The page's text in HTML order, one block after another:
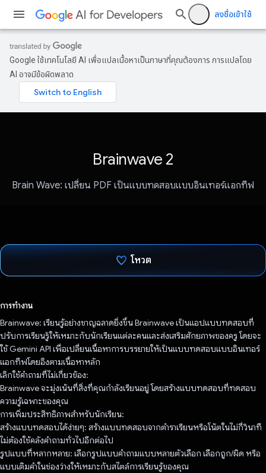
ลงชื่อเข้าใช้
Google ใช้เทคโนโลยี AI เพื่อแปลเนื้อหาเป็นภาษาที่คุณต้องการ การแปลโดย
AI อาจมีข้อผิดพลาด
Brainwave 2
Brain Wave: เปลี่ยน PDF เป็นแบบทดสอบแบบอินเทอร์แอกทีฟ
โหวต
การทำงาน
Brainwave: เรียนรู้อย่างชาญฉลาดยิ่งขึ้น Brainwave เป็นแอปแบบทดสอบที่
ปรับการเรียนรู้ให้เหมาะกับนักเรียนแต่ละคนและส่งเสริมศักยภาพของครู โดยจะ
ใช้ Gemini API เพื่อเปลี่ยนเนื้อหาการบรรยายให้เป็นแบบทดสอบแบบอินเทอร์
แอกทีฟโดยอิงตามเนื้อหาหลัก
เลิกใช้คำถามที่ไม่เกี่ยวข้อง:
Brainwave จะมุ่งเน้นที่สิ่งที่คุณกำลังเรียนอยู่ โดยสร้างแบบทดสอบที่ทดสอบ
ความรู้เฉพาะของคุณ
การเพิ่มประสิทธิภาพสำหรับนักเรียน:
สร้างแบบทดสอบได้ง่ายๆ: สร้างแบบทดสอบจากตำราเรียนหรือโน้ตในไม่กี่วินาที
ไม่ต้องใช้คลังคำถามทั่วไปอีกต่อไป
รูปแบบที่หลากหลาย: เลือกรูปแบบคำถามแบบหลายตัวเลือก เลือกถูก/ผิด หรือ
แบบเติมคำในช่องว่างให้เหมาะกับสไตล์การเรียนรู้ของคุณ